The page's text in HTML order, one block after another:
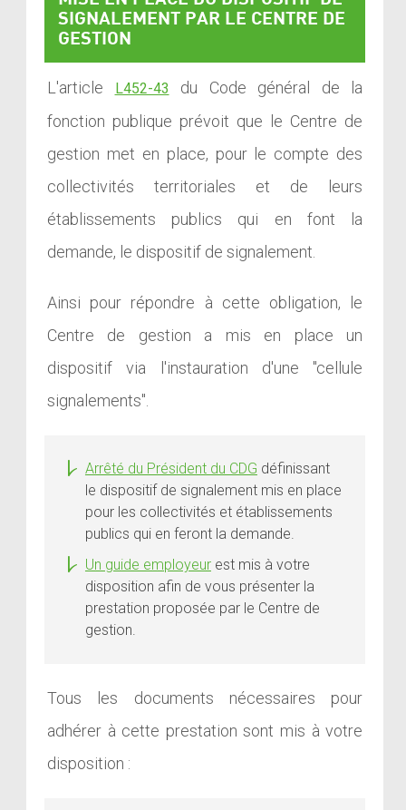
SIGNALEMENT PAR LE CENTRE DE
GESTION
L'article L452-43
du Code général de la
fonction publique prévoit que le Centre de
gestion met en place, pour le compte des
collectivités territoriales et de leurs
établissements publics qui en font la
demande, le dispositif de signalement.
Ainsi pour répondre à cette obligation, le
Centre de gestion a mis en place un
dispositif via l'instauration d'une "cellule
signalements".
Arrêté du Président du CDG définissant
le dispositif de signalement mis en place
pour les collectivités et établissements
publics qui en feront la demande.
Un guide employeurest mis à votre
disposition afin de vous présenter la
prestation proposée par le Centre de
gestion.
Tous les documents nécessaires pour
adhérer à cette prestation sont mis à votre
disposition :